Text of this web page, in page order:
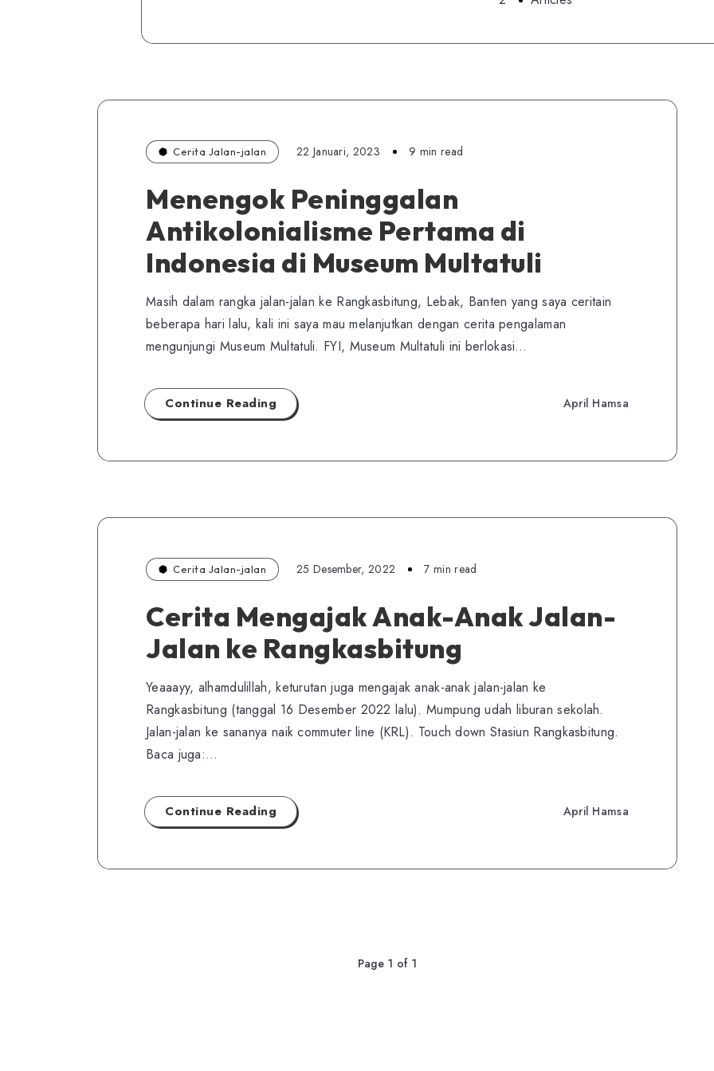
Cerita Jalan-jalan 22 Januari, 2023 9 min read
Menengok Peninggalan
Antikolonialisme Pertama di
Indonesia di Museum Multatuli
Masih dalam rangka jalan-jalan ke Rangkasbitung, Lebak, Banten yang saya ceritain
beberapa hari lalu, kali ini saya mau melanjutkan dengan cerita pengalaman
mengunjungi Museum Multatuli. FYI, Museum Multatuli ini berlokasi…
Continue Reading April Hamsa
Cerita Jalan-jalan 25 Desember, 2022 7 min read
Cerita Mengajak Anak-Anak Jalan-
Jalan ke Rangkasbitung
Yeaaayy, alhamdulillah, keturutan juga mengajak anak-anak jalan-jalan ke
Rangkasbitung (tanggal 16 Desember 2022 lalu). Mumpung udah liburan sekolah.
Jalan-jalan ke sananya naik commuter line (KRL). Touch down Stasiun Rangkasbitung.
Baca juga:…
Continue Reading April Hamsa
Page 1 of 1